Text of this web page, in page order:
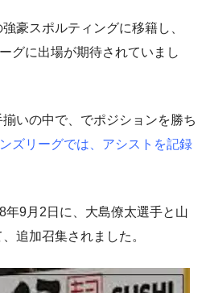
豪スポルティングに移籍し、
グに出場が期待されていまし
いの中で、でポジションを勝ち
ズリーグでは、アシストを記録
年9月2日に、大島僚太選手と山
追加召集されました。